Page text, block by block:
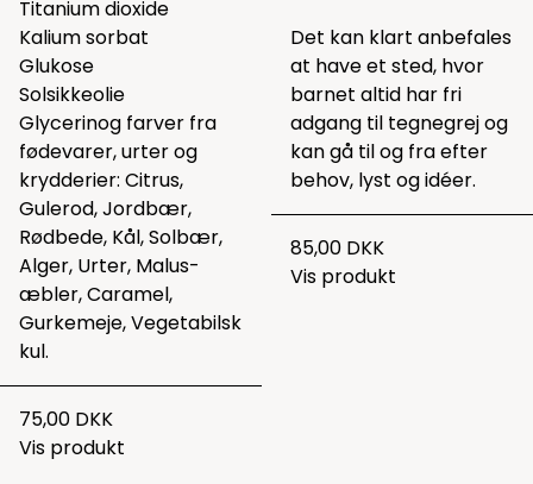
Titanium dioxide
Kalium sorbat
Glukose
Solsikkeolie
Glycerinog farver fra
fødevarer, urter og
krydderier: Citrus,
Gulerod, Jordbær,
Rødbede, Kål, Solbær,
Alger, Urter, Malus-
æbler, Caramel,
Gurkemeje, Vegetabilsk
kul.
75,00 DKK
Vis produkt
Det kan klart anbefales
at have et sted, hvor
barnet altid har fri
adgang til tegnegrej og
kan gå til og fra efter
behov, lyst og idéer.
85,00 DKK
Vis produkt